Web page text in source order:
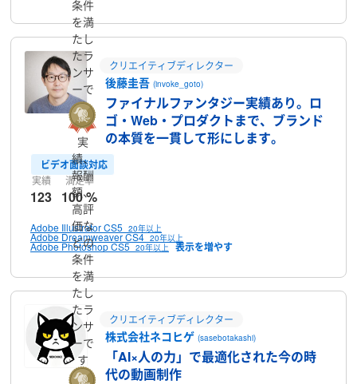
条件
を満
たし
たラ
ンサ
ーで
す
クリエイティブディレクター
後藤圭吾(invoke_goto)
ファイナルファンタジー実績あり。ロ
ゴ・Web・プロダクトまで、ブランド
の本質を一貫して形にします。
ビデオ面談対応
実績
123
満足率
100 %
Adobe Illustrator CS5 20年以上
Adobe Dreamweaver CS4 20年以上
Adobe Photoshop CS5 20年以上
実
績、
報酬
額、
高評
価な
どの
条件
を満
たし
たラ
ンサ
ーで
す
クリエイティブディレクター
株式会社ネコヒゲ(sasebotakashi)
「AI×人の力」で最適化された今の時
代の動画制作